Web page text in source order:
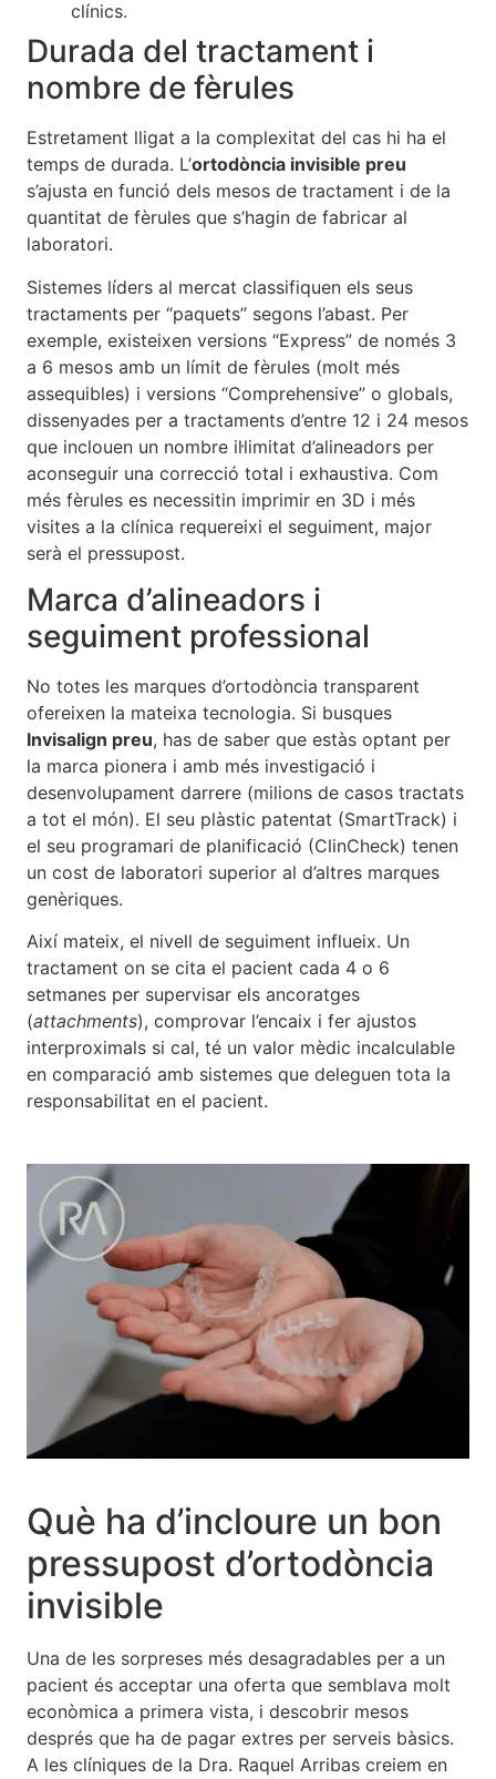
clínics.
Durada del tractament i
nombre de fèrules
Estretament lligat a la complexitat del cas hi ha el
temps de durada. L’ortodòncia invisible preu
s’ajusta en funció dels mesos de tractament i de la
quantitat de fèrules que s’hagin de fabricar al
laboratori.
Sistemes líders al mercat classifiquen els seus
tractaments per “paquets” segons l’abast. Per
exemple, existeixen versions “Express” de només 3
a 6 mesos amb un límit de fèrules (molt més
assequibles) i versions “Comprehensive” o globals,
dissenyades per a tractaments d’entre 12 i 24 mesos
que inclouen un nombre il·limitat d’alineadors per
aconseguir una correcció total i exhaustiva. Com
més fèrules es necessitin imprimir en 3D i més
visites a la clínica requereixi el seguiment, major
serà el pressupost.
Marca d’alineadors i
seguiment professional
No totes les marques d’ortodòncia transparent
ofereixen la mateixa tecnologia. Si busques
Invisalign preu, has de saber que estàs optant per
la marca pionera i amb més investigació i
desenvolupament darrere (milions de casos tractats
a tot el món). El seu plàstic patentat (SmartTrack) i
el seu programari de planificació (ClinCheck) tenen
un cost de laboratori superior al d’altres marques
genèriques.
Així mateix, el nivell de seguiment influeix. Un
tractament on se cita el pacient cada 4 o 6
setmanes per supervisar els ancoratges
(attachments), comprovar l’encaix i fer ajustos
interproximals si cal, té un valor mèdic incalculable
en comparació amb sistemes que deleguen tota la
responsabilitat en el pacient.
Què ha d’incloure un bon
pressupost d’ortodòncia
invisible
Una de les sorpreses més desagradables per a un
pacient és acceptar una oferta que semblava molt
econòmica a primera vista, i descobrir mesos
després que ha de pagar extres per serveis bàsics.
A les clíniques de la Dra. Raquel Arribas creiem en